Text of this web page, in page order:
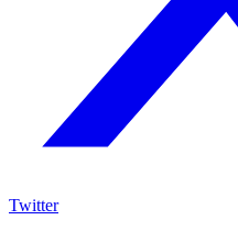
Twitter